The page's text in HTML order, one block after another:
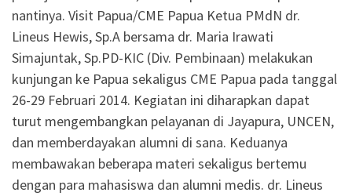
nantinya. Visit Papua/CME Papua Ketua PMdN dr.
Lineus Hewis, Sp.A bersama dr. Maria Irawati
Simajuntak, Sp.PD-KIC (Div. Pembinaan) melakukan
kunjungan ke Papua sekaligus CME Papua pada tanggal
26-29 Februari 2014. Kegiatan ini diharapkan dapat
turut mengembangkan pelayanan di Jayapura, UNCEN,
dan memberdayakan alumni di sana. Keduanya
membawakan beberapa materi sekaligus bertemu
dengan para mahasiswa dan alumni medis. dr. Lineus